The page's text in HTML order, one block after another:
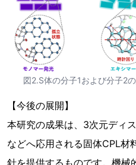
図2.S体の分子1および分子2
【今後の展開】
本研究の成果は、3次元ディ
などへ応用される固体CPL材
針を提供するものです。機械